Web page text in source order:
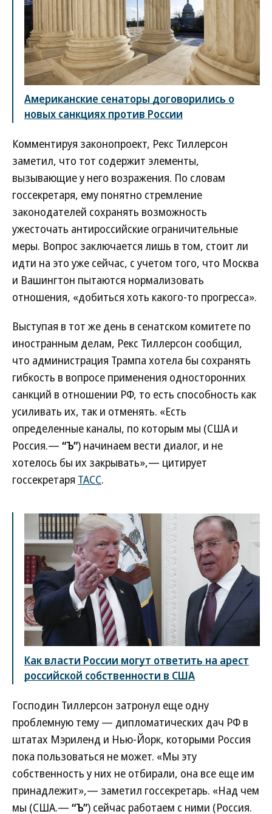
Американские сенаторы договорились о
новых санкциях против России
Комментируя законопроект, Рекс Тиллерсон
заметил, что тот содержит элементы,
вызывающие у него возражения. По словам
госсекретаря, ему понятно стремление
законодателей сохранять возможность
ужесточать антироссийские ограничительные
меры. Вопрос заключается лишь в том, стоит ли
идти на это уже сейчас, с учетом того, что Москва
и Вашингтон пытаются нормализовать
отношения, «добиться хоть какого-то прогресса».
Выступая в тот же день в сенатском комитете по
иностранным делам, Рекс Тиллерсон сообщил,
что администрация Трампа хотела бы сохранять
гибкость в вопросе применения односторонних
санкций в отношении РФ, то есть способность как
усиливать их, так и отменять. «Есть
определенные каналы, по которым мы (США и
Россия.— “Ъ”) начинаем вести диалог, и не
хотелось бы их закрывать»,— цитирует
госсекретаря ТАСС.
Как власти России могут ответить на арест
российской собственности в США
Господин Тиллерсон затронул еще одну
проблемную тему — дипломатических дач РФ в
штатах Мэриленд и Нью-Йорк, которыми Россия
пока пользоваться не может. «Мы эту
собственность у них не отбирали, она все еще им
принадлежит»,— заметил госсекретарь. «Над чем
мы (США.— “Ъ”) сейчас работаем с ними (Россия.